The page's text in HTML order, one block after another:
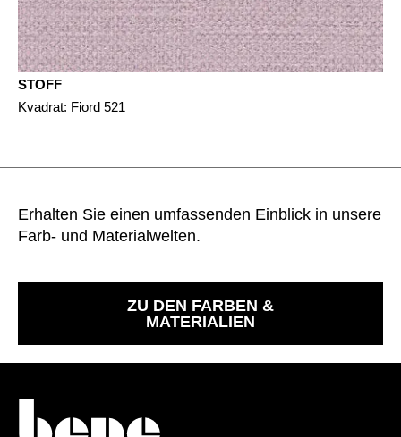
STOFF
Kvadrat: Fiord 521
Erhalten Sie einen umfassenden Einblick in unsere
Farb- und Materialwelten.
ZU DEN FARBEN &
MATERIALIEN